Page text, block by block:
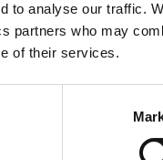
to analyse our traffic.
partners who may
of their services.
voor
/ M / L